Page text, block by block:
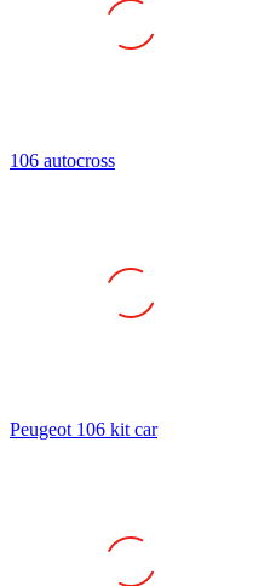
106 autocross
Peugeot 106 kit car